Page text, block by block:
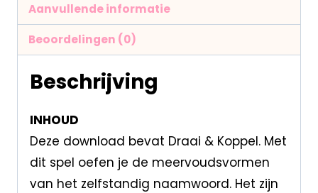
Aanvullende informatie
Beoordelingen (0)
Beschrijving
INHOUD
Deze download bevat Draai & Koppel. Met
dit spel oefen je de meervoudsvormen
van het zelfstandig naamwoord. Het zijn